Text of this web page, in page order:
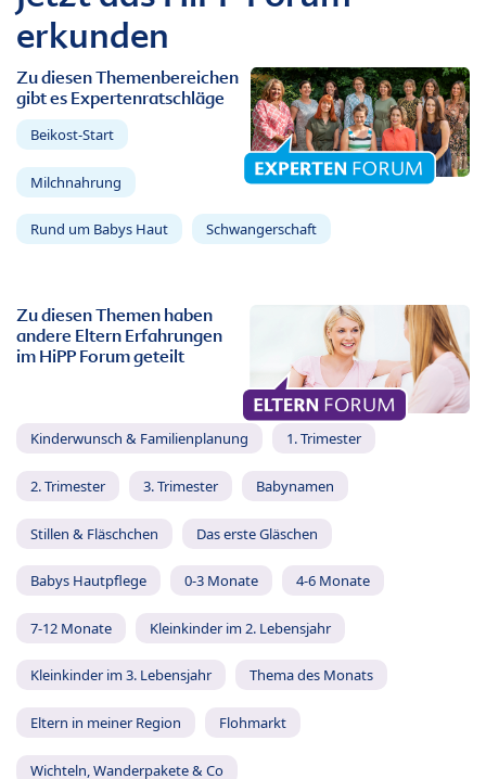
erkunden
Zu diesen Themenbereichen
gibt es Expertenratschläge
Beikost-Start
Milchnahrung
Rund um Babys Haut Schwangerschaft
Zu diesen Themen haben
andere Eltern Erfahrungen
im HiPP Forum geteilt
Kinderwunsch & Familienplanung 1. Trimester
2. Trimester 3. Trimester Babynamen
Stillen & Fläschchen Das erste Gläschen
Babys Hautpflege 0-3 Monate 4-6 Monate
7-12 Monate Kleinkinder im 2. Lebensjahr
Kleinkinder im 3. Lebensjahr Thema des Monats
Eltern in meiner Region Flohmarkt
Wichteln, Wanderpakete & Co